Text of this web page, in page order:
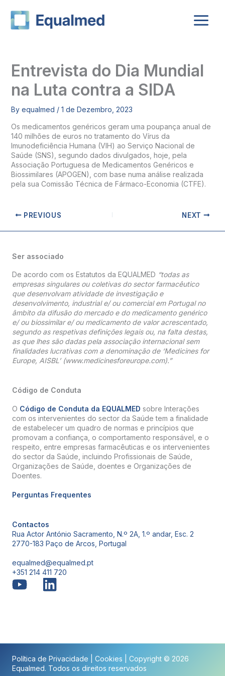
content
Entrevista do Dia Mundial
na Luta contra a SIDA
By equalmed / 1 de Dezembro, 2023
Os medicamentos genéricos geram uma poupança anual de
140 milhões de euros no tratamento do Vírus da
Imunodeficiência Humana (VIH) ao Serviço Nacional de
Saúde (SNS), segundo dados divulgados, hoje, pela
Associação Portuguesa de Medicamentos Genéricos e
Biossimilares (APOGEN), com base numa análise realizada
pela sua Comissão Técnica de Fármaco-Economia (CTFE).
PREVIOUS NEXT
Ser associado
De acordo com os Estatutos da EQUALMED “todas as
empresas singulares ou coletivas do sector farmacêutico
que desenvolvam atividade de investigação e
desenvolvimento, industrial e/ ou comercial em Portugal no
âmbito da difusão do mercado e do medicamento genérico
e/ ou biossimilar e/ ou medicamento de valor acrescentado,
segundo as respetivas definições legais ou, na falta destas,
as que lhes são dadas pela associação internacional sem
finalidades lucrativas com a denominação de ‘Medicines for
Europe, AISBL’ (www.medicinesforeurope.com).”
Código de Conduta
O Código de Conduta da EQUALMED sobre Interações
com os intervenientes do sector da Saúde tem a finalidade
de estabelecer um quadro de normas e princípios que
promovam a confiança, o comportamento responsável, e o
respeito, entre empresas farmacêuticas e os intervenientes
do sector da Saúde, incluindo Profissionais de Saúde,
Organizações de Saúde, doentes e Organizações de
Doentes.
Perguntas Frequentes
Contactos
Rua Actor António Sacramento, N.º 2A, 1.º andar, Esc. 2
2770-183 Paço de Arcos, Portugal
equalmed@equalmed.pt
+351 214 411 720
Política de Privacidade Cookies | Copyright © 2026
Equalmed. Todos os direitos reservados